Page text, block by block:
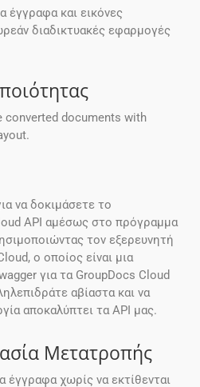
έγγραφα και εικόνες
διαδικτυακές εφαρμογές
documents with
να δοκιμάσετε το
API αμέσως στο πρόγραμμα
τον εξερευνητή
ο οποίος είναι μια
για τα GroupDocs Cloud
αβίαστα και να
αποκαλύπτει τα API μας.
Μετατροπής
χωρίς να εκτίθενται